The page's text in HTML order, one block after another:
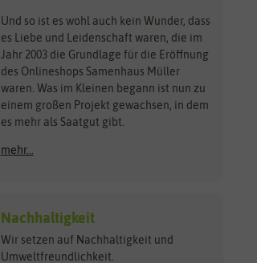
Und so ist es wohl auch kein Wunder, dass
es Liebe und Leidenschaft waren, die im
Jahr 2003 die Grundlage für die Eröffnung
des Onlineshops Samenhaus Müller
waren. Was im Kleinen begann ist nun zu
einem großen Projekt gewachsen, in dem
es mehr als Saatgut gibt.
mehr...
Nachhaltigkeit
Wir setzen auf Nachhaltigkeit und
Umweltfreundlichkeit.